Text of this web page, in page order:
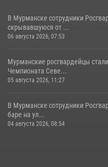
В Мурманске сотрудники
скрывавшуюся от ...
06 августа 2026, 07:53
Мурманские росгвардейцы
Чемпионата Севе...
05 августа 2026, 11:27
В Мурманске сотрудники
баре на ул...
04 августа 2026, 08:54